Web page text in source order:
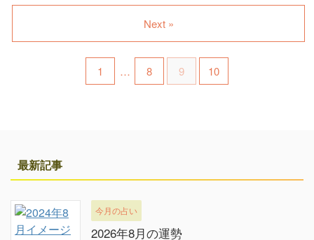
1 … 8 9 10
Next »
最新記事
今月の占い
2026年8月の運勢